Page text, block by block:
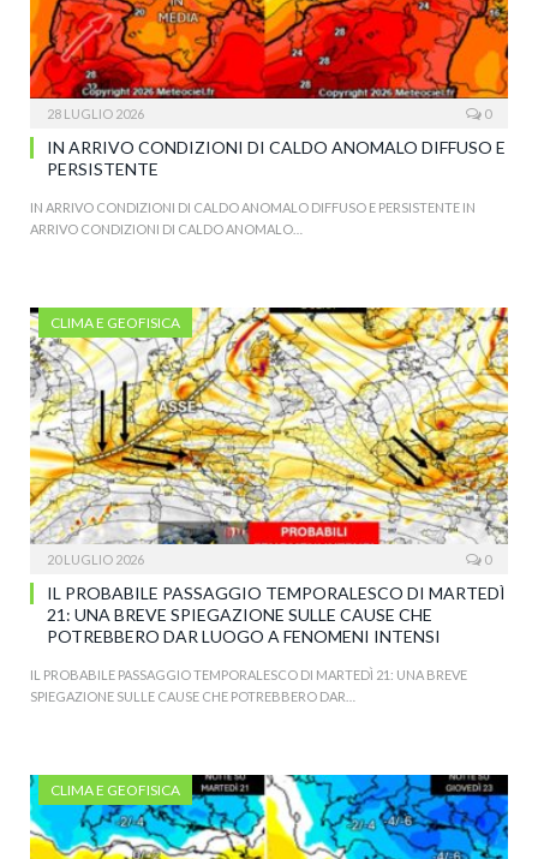
28 LUGLIO 2026 0
IN ARRIVO CONDIZIONI DI CALDO ANOMALO DIFFUSO E
PERSISTENTE
IN ARRIVO CONDIZIONI DI CALDO ANOMALO DIFFUSO E PERSISTENTE IN
ARRIVO CONDIZIONI DI CALDO ANOMALO…
CLIMA E GEOFISICA
20 LUGLIO 2026 0
IL PROBABILE PASSAGGIO TEMPORALESCO DI MARTEDÌ
21: UNA BREVE SPIEGAZIONE SULLE CAUSE CHE
POTREBBERO DAR LUOGO A FENOMENI INTENSI
IL PROBABILE PASSAGGIO TEMPORALESCO DI MARTEDÌ 21: UNA BREVE
SPIEGAZIONE SULLE CAUSE CHE POTREBBERO DAR…
CLIMA E GEOFISICA